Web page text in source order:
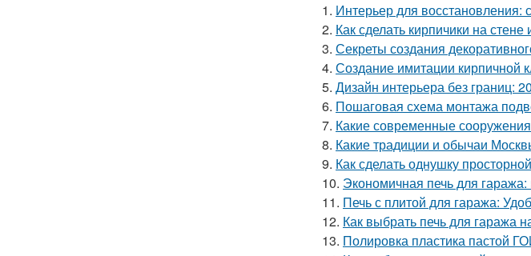
1. Интерьер для восстановления:
2. Как сделать кирпичики на
3. Секреты создания
4. Создание имитации кирпичной
5. Дизайн интерьера без границ:
6. Пошаговая схема монтажа
7. Какие современные
8. Какие традиции и обычаи
9. Как сделать однушку
10. Экономичная печь для гаража:
11. Печь с плитой для гаража:
12. Как выбрать печь для гаража
13. Полировка пластика пастой